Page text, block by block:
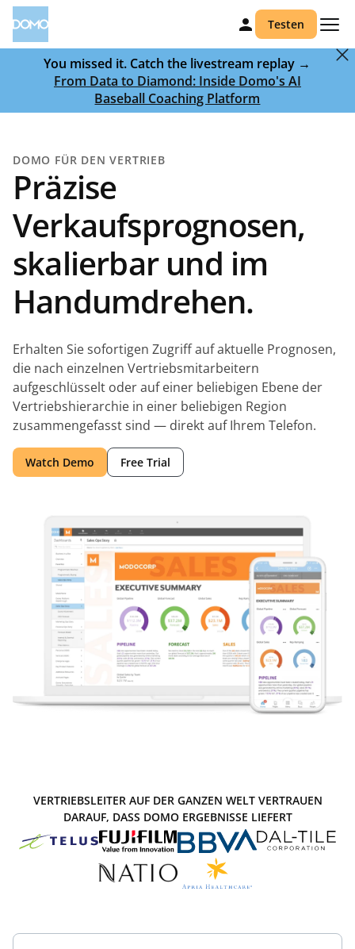
Testen
You missed it. Catch the livestream replay →
From Data to Diamond: Inside Domo's AI
Baseball Coaching Platform
DOMO FÜR DEN VERTRIEB
Präzise
Verkaufsprognosen,
skalierbar und im
Handumdrehen.
Erhalten Sie sofortigen Zugriff auf aktuelle Prognosen,
die nach einzelnen Vertriebsmitarbeitern
aufgeschlüsselt oder auf einer beliebigen Ebene der
Vertriebshierarchie in einer beliebigen Region
zusammengefasst sind — direkt auf Ihrem Telefon.
Watch Demo Free Trial
VERTRIEBSLEITER AUF DER GANZEN WELT VERTRAUEN
DARAUF, DASS DOMO ERGEBNISSE LIEFERT